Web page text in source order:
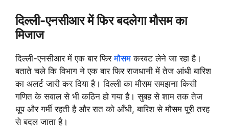
दिल्ली-एनसीआर में फिर बदलेगा मौसम का
मिजाज
दिल्ली-एनसीआर में एक बार फिरमौसम करवट लेने जा रहा है।
बताते चले कि विभाग ने एक बार फिर राजधानी में तेज आंधी बारिश
का अलर्ट जारी कर दिया है। दिल्ली का मौसम समझना किसी
गणित के सवाल से भी कठिन हो गया है। सुबह से शाम तक तेज
धूप और गर्मी रहती है और रात को आँधी, बारिश से मौसम पूरी तरह
से बदल जाता है।